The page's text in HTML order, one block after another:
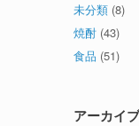
未分類 (8)
焼酎 (43)
食品 (51)
アーカイ